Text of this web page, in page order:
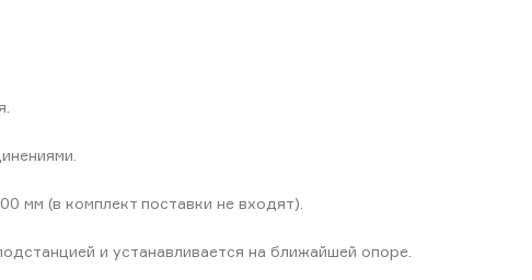
мм (в комплект поставки не входят).
и устанавливается на ближайшей опоре.